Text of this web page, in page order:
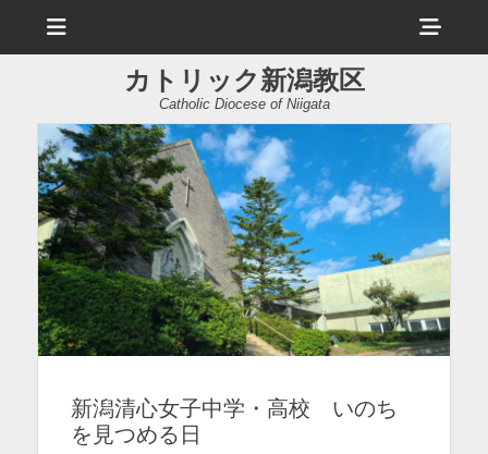
ュ
ヘ
ッ
ー
サ
イ
ド
バ
ー
コ
カトリック新潟教区
Catholic Diocese of Niigata
新潟清心女子中学・高校 いのち
を見つめる日